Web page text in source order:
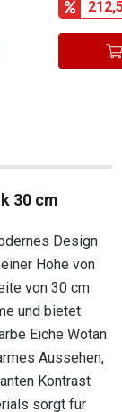
30 cm
Design
Höhe von
von 30 cm
und bietet
Eiche Wotan
Aussehen,
Kontrast
sorgt für